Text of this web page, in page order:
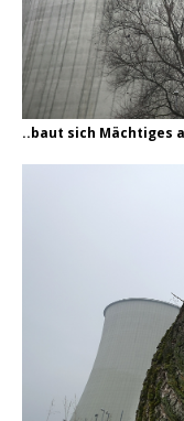
..baut sich Mächtiges